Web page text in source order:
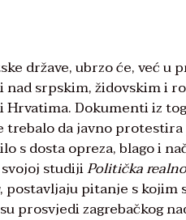
države, ubrzo će, već u
srpskim, židovskim i
Dokumenti iz
trebalo da javno
s dosta opreza, blago i
studijiPolitička
, postavljaju pitanje s kojim
prosvjedi zagrebačkog